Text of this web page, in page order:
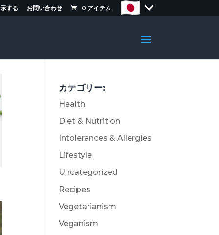
する お問い合わせ 0 アイテム
カテゴリー:
Health
Diet & Nutrition
Intolerances & Allergies
Lifestyle
Uncategorized
Recipes
Vegetarianism
Veganism